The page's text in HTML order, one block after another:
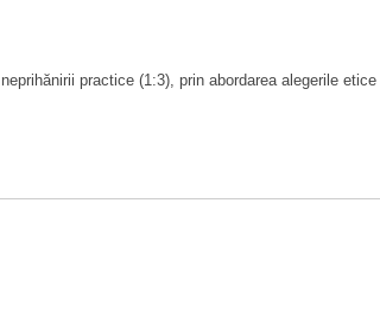
practice (1:3), prin abordarea alegerile